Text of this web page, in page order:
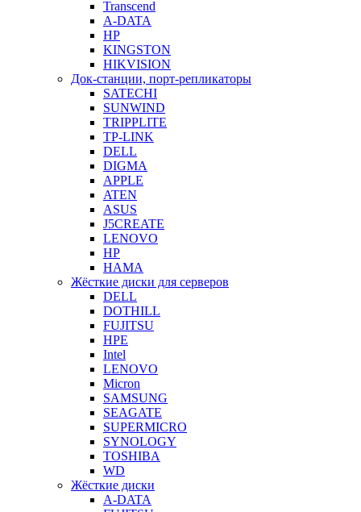
Transcend
A-DATA
HP
KINGSTON
HIKVISION
Док-станции, порт-репликаторы
SATECHI
SUNWIND
TRIPPLITE
TP-LINK
DELL
DIGMA
APPLE
ATEN
ASUS
J5CREATE
LENOVO
HP
HAMA
Жёсткие диски для серверов
DELL
DOTHILL
FUJITSU
HPE
Intel
LENOVO
Micron
SAMSUNG
SEAGATE
SUPERMICRO
SYNOLOGY
TOSHIBA
WD
Жёсткие диски
A-DATA